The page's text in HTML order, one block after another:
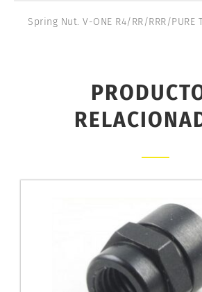
Spring Nut. V-ONE R4/RR/RRR/PURE